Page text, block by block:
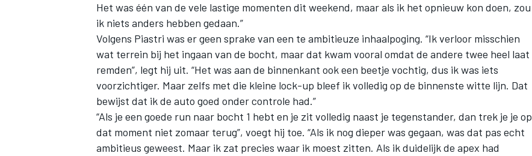
Het was één van de vele lastige momenten dit weekend, maar als ik het opnieuw kon doen, zou
ik niets anders hebben gedaan.”
Volgens Piastri was er geen sprake van een te ambitieuze inhaalpoging. “Ik verloor misschien
wat terrein bij het ingaan van de bocht, maar dat kwam vooral omdat de andere twee heel laat
remden”, legt hij uit. “Het was aan de binnenkant ook een beetje vochtig, dus ik was iets
voorzichtiger. Maar zelfs met die kleine lock-up bleef ik volledig op de binnenste witte lijn. Dat
bewijst dat ik de auto goed onder controle had.”
“Als je een goede run naar bocht 1 hebt en je zit volledig naast je tegenstander, dan trek je je op
dat moment niet zomaar terug”, voegt hij toe. “Als ik nog dieper was gegaan, was dat pas echt
ambitieus geweest. Maar ik zat precies waar ik moest zitten. Als ik duidelijk de apex had